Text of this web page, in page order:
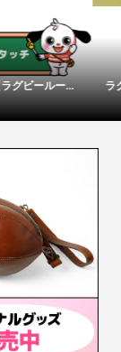
田中 史朗（